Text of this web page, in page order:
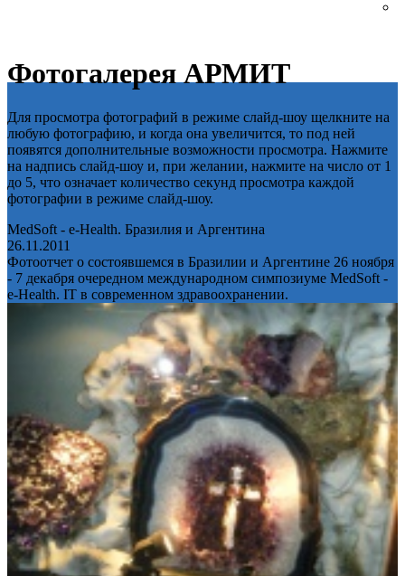
Фотогалерея АРМИТ
Для просмотра фотографий в режиме слайд-шоу щелкните на
любую фотографию, и когда она увеличится, то под ней
появятся дополнительные возможности просмотра. Нажмите
на надпись слайд-шоу и, при желании, нажмите на число от 1
до 5, что означает количество секунд просмотра каждой
фотографии в режиме слайд-шоу.
MedSoft - e-Health. Бразилия и Аргентина
26.11.2011
Фотоотчет о состоявшемся в Бразилии и Аргентине 26 ноября
- 7 декабря очередном международном симпозиуме MedSoft -
e-Health. IT в современном здравоохранении.